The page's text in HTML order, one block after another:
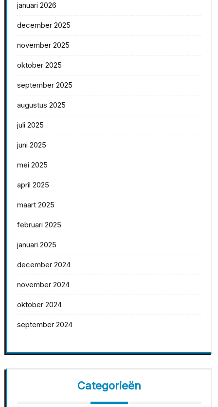
januari 2026
december 2025
november 2025
oktober 2025
september 2025
augustus 2025
juli 2025
juni 2025
mei 2025
april 2025
maart 2025
februari 2025
januari 2025
december 2024
november 2024
oktober 2024
september 2024
Categorieën